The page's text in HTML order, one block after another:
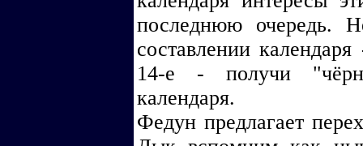
последнюю очередь.
составлении
14-е - получи
календаря.
Федун предлагает